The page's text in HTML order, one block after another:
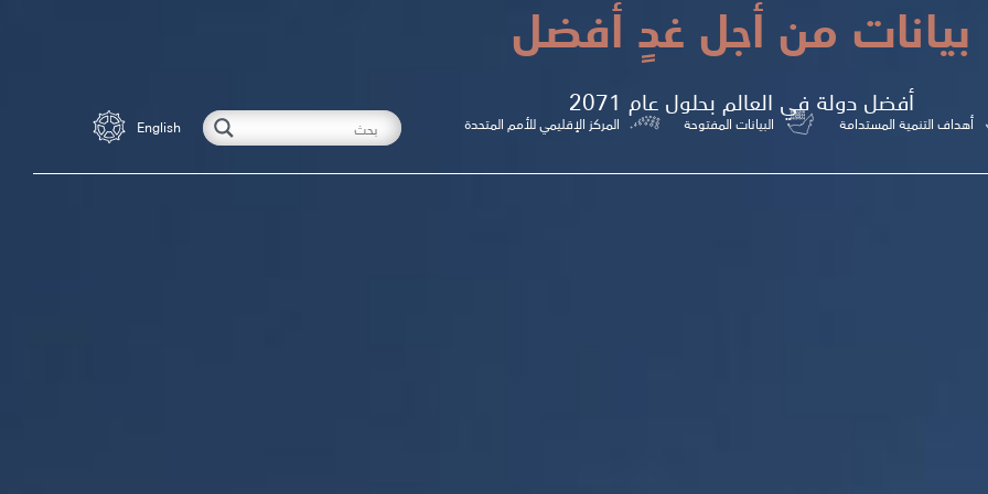
أهداف التنمية المستدامة البيانات المفتوحة المركز الإقليمي للأمم المتحدة English
بيانات من أجل غدٍ أفضل
أفضل دولة في العالم بحلول عام 2071